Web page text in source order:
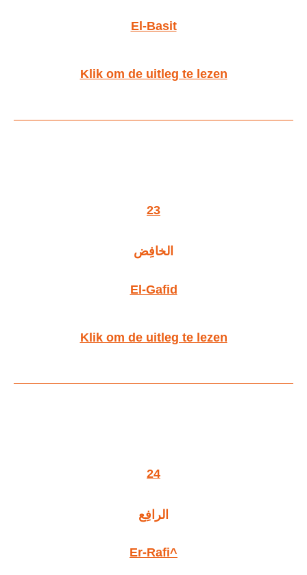
El-Basit
Klik om de uitleg te lezen
23
الخافِض
El-Gafid
Klik om de uitleg te lezen
24
الرافِع
Er-Rafi^